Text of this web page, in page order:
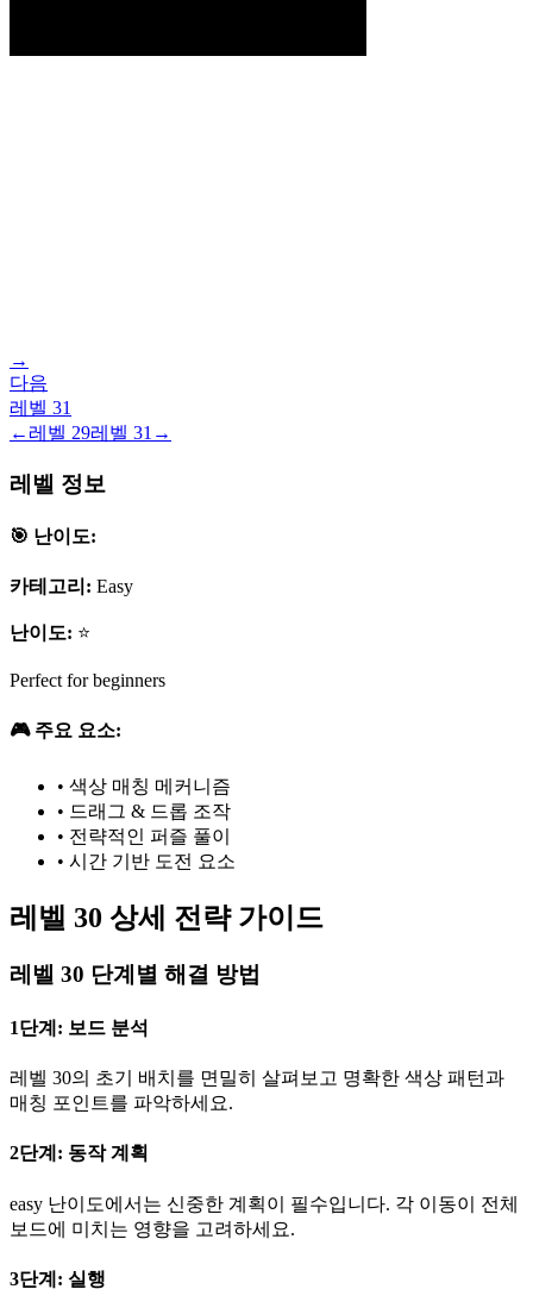
→
다음
레벨 31
← 레벨 29레벨 31 →
레벨 정보
🎯 난이도:
카테고리: Easy
난이도: ⭐
Perfect for beginners
🎮 주요 요소:
• 색상 매칭 메커니즘
• 드래그 & 드롭 조작
• 전략적인 퍼즐 풀이
• 시간 기반 도전 요소
레벨 30 상세 전략 가이드
레벨 30 단계별 해결 방법
1단계: 보드 분석
레벨 30의 초기 배치를 면밀히 살펴보고 명확한 색상 패턴과
매칭 포인트를 파악하세요.
2단계: 동작 계획
easy 난이도에서는 신중한 계획이 필수입니다. 각 이동이 전체
보드에 미치는 영향을 고려하세요.
3단계: 실행